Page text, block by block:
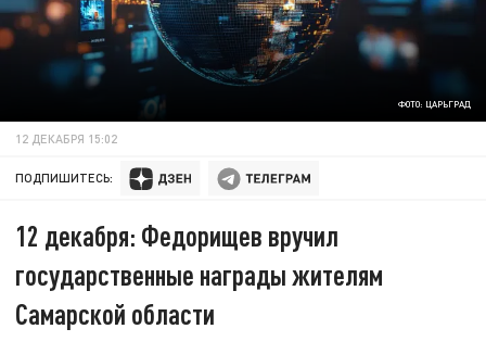
ФОТО: ЦАРЬГРАД
12 ДЕКАБРЯ 15:02
ПОДПИШИТЕСЬ:
12 декабря: Федорищев вручил
государственные награды жителям
Самарской области